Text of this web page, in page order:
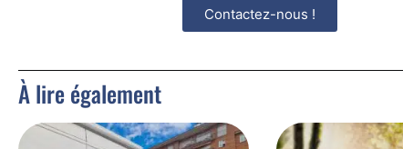
Contactez-nous !
À lire également